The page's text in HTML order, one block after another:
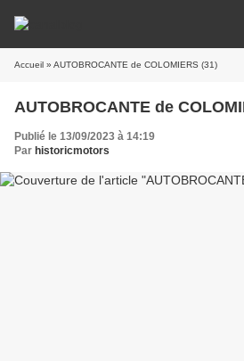
Accueil » AUTOBROCANTE de COLOMIERS (31)
AUTOBROCANTE de
Publié le 13/09/2023 à 14:19
Par historicmotors